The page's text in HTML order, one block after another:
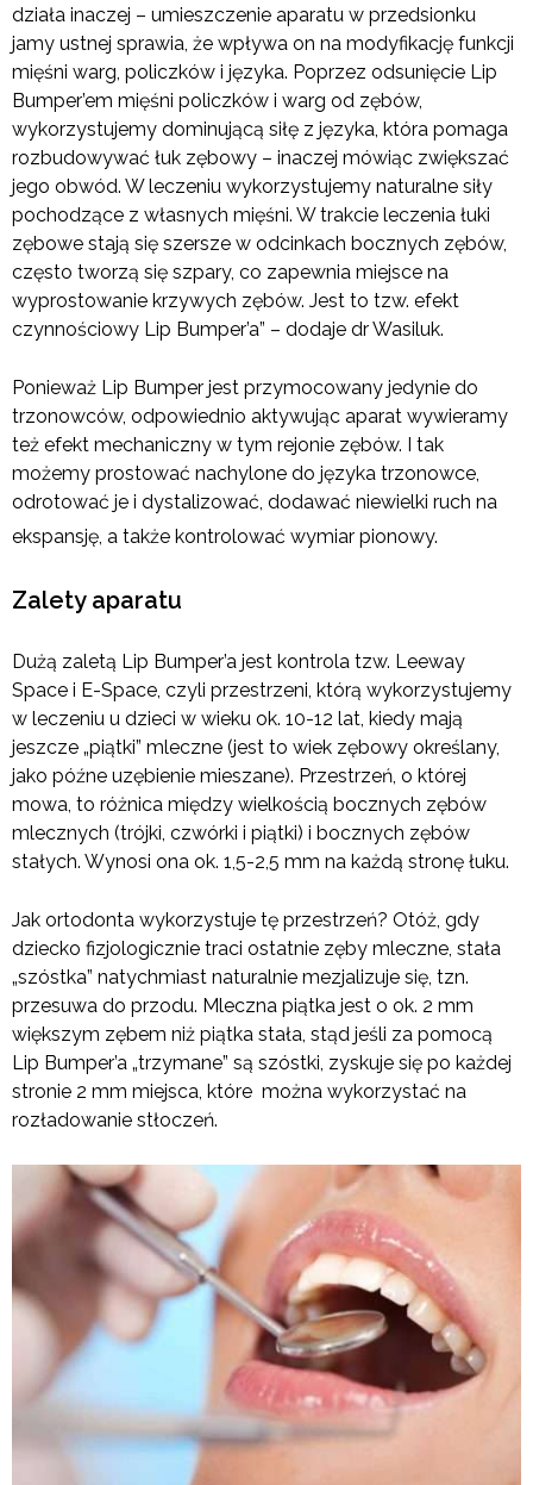
działa inaczej – umieszczenie aparatu w przedsionku
jamy ustnej sprawia, że wpływa on na modyfikację funkcji
mięśni warg, policzków i języka. Poprzez odsunięcie Lip
Bumper’em mięśni policzków i warg od zębów,
wykorzystujemy dominującą siłę z języka, która pomaga
rozbudowywać łuk zębowy – inaczej mówiąc zwiększać
jego obwód. W leczeniu wykorzystujemy naturalne siły
pochodzące z własnych mięśni. W trakcie leczenia łuki
zębowe stają się szersze w odcinkach bocznych zębów,
często tworzą się szpary, co zapewnia miejsce na
wyprostowanie krzywych zębów. Jest to tzw. efekt
czynnościowy Lip Bumper’a” – dodaje dr Wasiluk.
Ponieważ Lip Bumper jest przymocowany jedynie do
trzonowców, odpowiednio aktywując aparat wywieramy
też efekt mechaniczny w tym rejonie zębów. I tak
możemy prostować nachylone do języka trzonowce,
odrotować je i dystalizować, dodawać niewielki ruch na
ekspansję, a także kontrolować wymiar pionowy.
Zalety aparatu
Dużą zaletą Lip Bumper’a jest kontrola tzw. Leeway
Space i E-Space, czyli przestrzeni, którą wykorzystujemy
w leczeniu u dzieci w wieku ok. 10-12 lat, kiedy mają
jeszcze „piątki” mleczne (jest to wiek zębowy określany,
jako późne uzębienie mieszane). Przestrzeń, o której
mowa, to różnica między wielkością bocznych zębów
mlecznych (trójki, czwórki i piątki) i bocznych zębów
stałych. Wynosi ona ok. 1,5-2,5 mm na każdą stronę łuku.
Jak ortodonta wykorzystuje tę przestrzeń? Otóż, gdy
dziecko fizjologicznie traci ostatnie zęby mleczne, stała
„szóstka” natychmiast naturalnie mezjalizuje się, tzn.
przesuwa do przodu. Mleczna piątka jest o ok. 2 mm
większym zębem niż piątka stała, stąd jeśli za pomocą
Lip Bumper’a „trzymane” są szóstki, zyskuje się po każdej
stronie 2 mm miejsca, które można wykorzystać na
rozładowanie stłoczeń.